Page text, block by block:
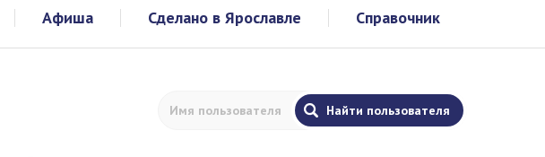
Афиша Сделано в Ярославле Справочник